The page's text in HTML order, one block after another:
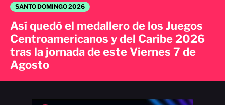
SANTO DOMINGO 2026
Así quedó el medallero de los Juegos
Centroamericanos y del Caribe 2026
tras la jornada de este Viernes 7 de
Agosto